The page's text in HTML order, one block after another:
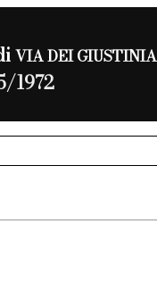
VIA DEI
1972